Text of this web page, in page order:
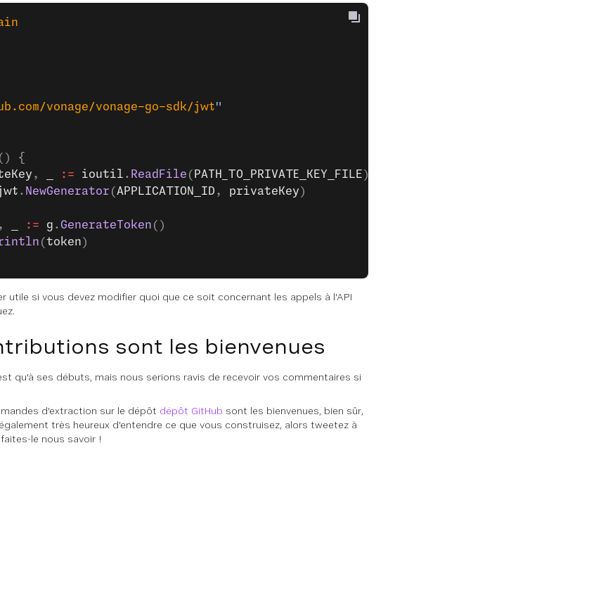
vonage/vonage-go-sdk/jwt"
() {
, := ioutil . ReadFile ( PATH_TO_PRIVATE_KEY_FILE )
. NewGenerator ( APPLICATION_ID , privateKey )
, := g .GenerateToken ()
(token )
utile si vous devez modifier quoi que ce soit concernant les appels à l'API
sont les bienvenues
qu'à ses débuts, mais nous serions ravis de recevoir vos commentaires si
d'extraction sur le dépôt dépôt GitHub sont les bienvenues, bien sûr,
très heureux d'entendre ce que vous construisez, alors tweetez à
le nous savoir !